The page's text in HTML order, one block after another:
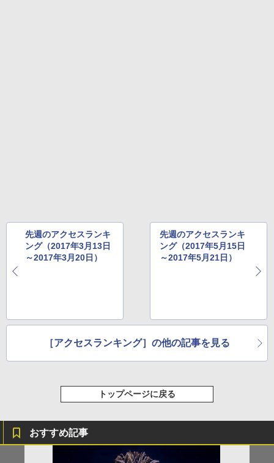
先週のアクセスランキ
ング（2017年3月13日
～2017年3月20日）
先週のアクセスランキ
ング（2017年5月15日
～2017年5月21日）
［アクセスランキング］の他の記事を見る
トップページに戻る
おすすめ記事